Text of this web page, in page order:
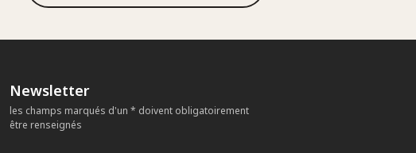
Newsletter
les champs marqués d'un * doivent obligatoirement
être renseignés